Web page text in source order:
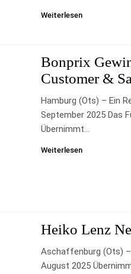
Weiterlesen
Bonprix
Customer &
Hamburg (ots) – Ein
September 2025 Das
Übernimmt…
Weiterlesen
Heiko Lenz
Aschaffenburg (ots) –
August 2025